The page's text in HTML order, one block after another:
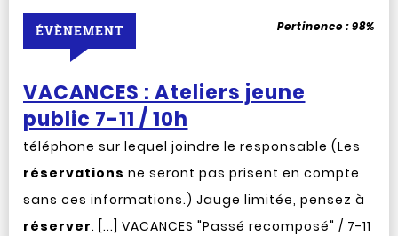
VACANCES : Ateliers jeune
public 7-11 / 10h
ÉVÈNEMENT Pertinence :98%
téléphone sur lequel joindre le responsable (Les
réservations ne seront pas prisent en compte
sans ces informations.) Jauge limitée, pensez à
réserver. [...] VACANCES "Passé recomposé" / 7-11